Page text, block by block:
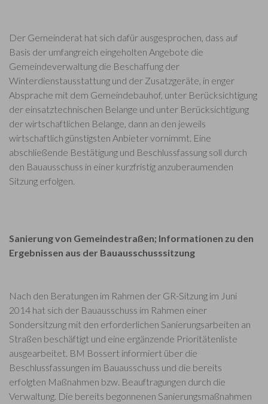
Der Gemeinderat hat sich dafür ausgesprochen, dass auf
Basis der umfangreich eingeholten Angebote die
Gemeindeverwaltung die Beschaffung der
Winterdienstausstattung und der Zusatzgeräte, in enger
Absprache mit dem Gemeindebauhof, unter Berücksichtigung
der einsatztechnischen Belange und unter Berücksichtigung
der wirtschaftlichen Belange, dann an den jeweils
wirtschaftlich günstigsten Anbieter vornimmt. Eine
abschließende Bestätigung und Beschlussfassung soll durch
den Bauausschuss in einer kurzfristig anzuberaumenden
Sitzung erfolgen.
Sanierung von Gemeindestraßen; Informationen zu den
Ergebnissen aus der Bauausschusssitzung
Nach den Beratungen im Rahmen der GR-Sitzung im Juni
2014 hat sich der Bauausschuss im Rahmen einer
Sondersitzung mit den erforderlichen Sanierungsarbeiten an
Straßen beschäftigt und eine ergänzende Prioritätenliste
ausgearbeitet. BM Bossert informiert über die
Beschlussfassungen im Bauausschuss und die bereits
erfolgten Maßnahmen bzw. Beauftragungen durch die
Verwaltung. Die bereits begonnenen Sanierungsmaßnahmen